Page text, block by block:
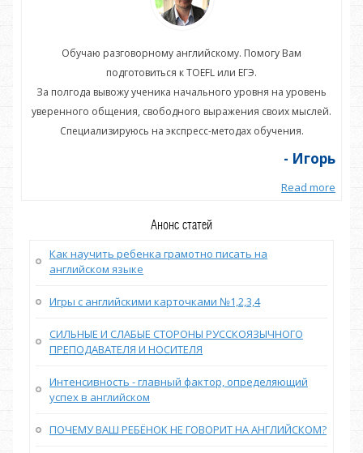
Обучаю разговорному английскому. Помогу Вам
подготовиться к TOEFL или ЕГЭ.
За полгода вывожу ученика начального уровня на уровень
уверенного общения, свободного выражения своих мыслей.
Специализируюсь на экспресс-методах обучения.
- Игорь
Read more
Анонс статей
Как научить ребенка грамотно писать на
английском языке
Игры с английскими карточками №1,2,3,4
СИЛЬНЫЕ И СЛАБЫЕ СТОРОНЫ РУССКОЯЗЫЧНОГО
ПРЕПОДАВАТЕЛЯ И НОСИТЕЛЯ
Интенсивность - главный фактор, определяющий
успех в английском
ПОЧЕМУ ВАШ РЕБЁНОК НЕ ГОВОРИТ НА АНГЛИЙСКОМ?